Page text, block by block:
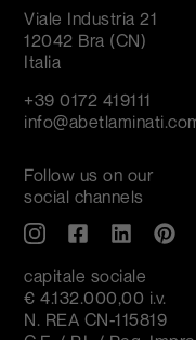
Viale Industria 21
12042 Bra (CN)
Italia
+39 0172 419111
Follow us on our
social channels
capitale sociale
€ 4.132.000,00 i.v.
N. REA CN-115819